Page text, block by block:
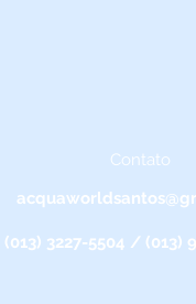
Contato
(013) 3227-5504 / (013)